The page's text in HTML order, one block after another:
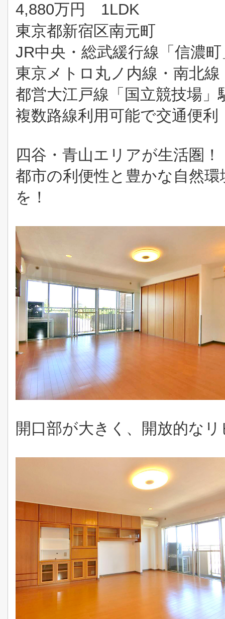
4,880万円 1LDK
東京都新宿区南元町
JR中央・総武緩行線「信濃
東京メトロ丸ノ内線・南北線
都営大江戸線「国立競技場」
複数路線利用可能で交通便利
四谷・青山エリアが生活圏！
都市の利便性と豊かな自然
を！
開口部が大きく、開放的な